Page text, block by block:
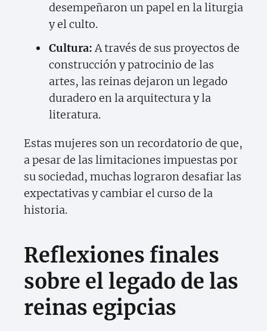
desempeñaron un papel en la liturgia
y el culto.
Cultura:A través de sus proyectos de
construcción y patrocinio de las
artes, las reinas dejaron un legado
duradero en la arquitectura y la
literatura.
Estas mujeres son un recordatorio de que,
a pesar de las limitaciones impuestas por
su sociedad, muchas lograron desafiar las
expectativas y cambiar el curso de la
historia.
Reflexiones finales
sobre el legado de las
reinas egipcias